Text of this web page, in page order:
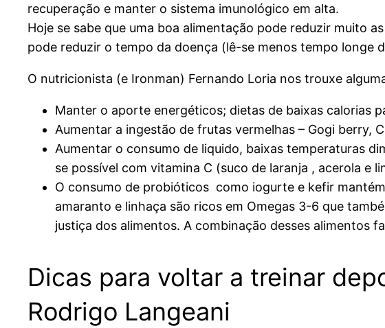
recuperação e manter o sistema imunológico em alta.
Hoje se sabe que uma boa alimentação pode reduzir muito
pode reduzir o tempo da doença (lê-se menos tempo longe
O nutricionista (e Ironman) Fernando Loria nos trouxe
Manter o aporte energéticos; dietas de baixas calorias
Aumentar a ingestão de frutas vermelhas – Gogi berry,
Aumentar o consumo de liquido, baixas temperaturas
se possível com vitamina C (suco de laranja , acerola e
O consumo de probióticos como iogurte e kefir
amaranto e linhaça são ricos em Omegas 3-6 que
justiça dos alimentos. A combinação desses alimentos
Dicas para voltar a treinar
Rodrigo Langeani